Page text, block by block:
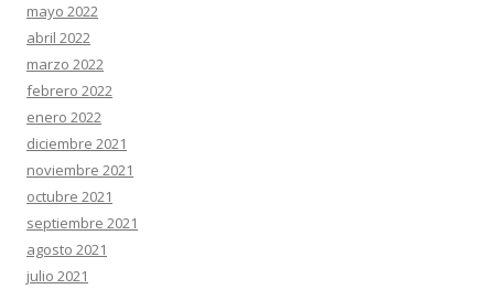
mayo 2022
abril 2022
marzo 2022
febrero 2022
enero 2022
diciembre 2021
noviembre 2021
octubre 2021
septiembre 2021
agosto 2021
julio 2021